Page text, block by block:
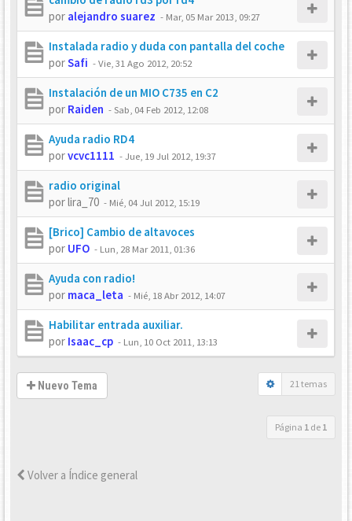
por alejandro suarez - Mar, 05 Mar 2013, 09:27
Instalada radio y duda con pantalla del coche
porSafi -Vie, 31 Ago 2012, 20:52
Instalación de un MIO C735 en C2
por Raiden -Sab, 04 Feb 2012, 12:08
Ayuda radio RD4
porvcvc1111 -Jue, 19 Jul 2012, 19:37
radio original
porlira_70 - Mié, 04 Jul 2012, 15:19
[Brico] Cambio de altavoces
por UFO - Lun, 28 Mar 2011, 01:36
Ayuda con radio!
por maca_leta - Mié, 18 Abr 2012, 14:07
Habilitar entrada auxiliar.
por Isaac_cp - Lun, 10 Oct 2011, 13:13
Nuevo Tema 21 temas
Página 1 de 1
Volver a Índice general